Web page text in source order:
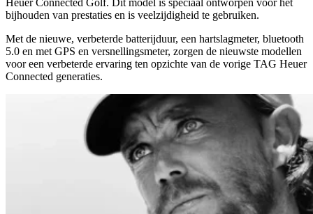
bijhouden van prestaties en is veelzijdigheid te gebruiken.
Met de nieuwe, verbeterde batterijduur, een hartslagmeter, bluetooth
5.0 en met GPS en versnellingsmeter, zorgen de nieuwste modellen
voor een verbeterde ervaring ten opzichte van de vorige TAG Heuer
Connected generaties.